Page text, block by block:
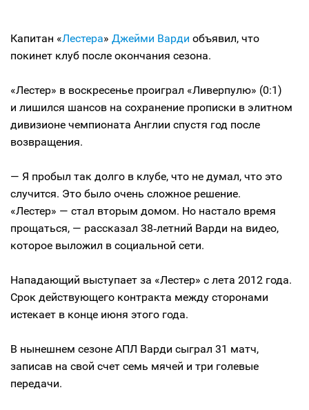
Капитан «Лестера» Джейми Варди объявил, что
покинет клуб после окончания сезона.
«Лестер» в воскресенье проиграл «Ливерпулю» (0:1)
и лишился шансов на сохранение прописки в элитном
дивизионе чемпионата Англии спустя год после
возвращения.
— Я пробыл так долго в клубе, что не думал, что это
случится. Это было очень сложное решение.
«Лестер» — стал вторым домом. Но настало время
прощаться, — рассказал 38‑летний Варди на видео,
которое выложил в социальной сети.
Нападающий выступает за «Лестер» с лета 2012 года.
Срок действующего контракта между сторонами
истекает в конце июня этого года.
В нынешнем сезоне АПЛ Варди сыграл 31 матч,
записав на свой счет семь мячей и три голевые
передачи.